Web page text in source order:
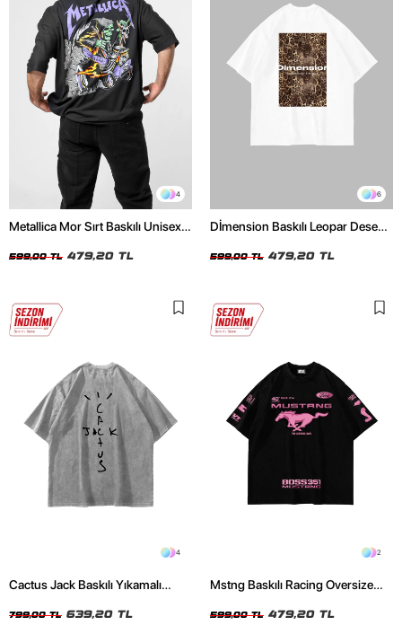
4
Metallica Mor Sırt Baskılı Unisex
599,00 TL 479,20 TL
6
Dİmension Baskılı Leopar Desenli
Tshirt
599,00 TL 479,20 TL
4
Cactus Jack Baskılı Yıkamalı
799,00 TL 639,20 TL
2
Mstng Baskılı Racing Oversize
599,00 TL 479,20 TL